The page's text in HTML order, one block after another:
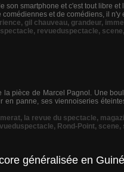
son smartphone et c'est tout libre et
et de comédiens, il n'y
, gil chauveau, grandeur,
, revueduspectacle, scene,
pièce de Marcel Pagnol. Une
panne, ses viennoiseries
, la revue du spectacle,
, Rond-Point, scene,
généralisée en